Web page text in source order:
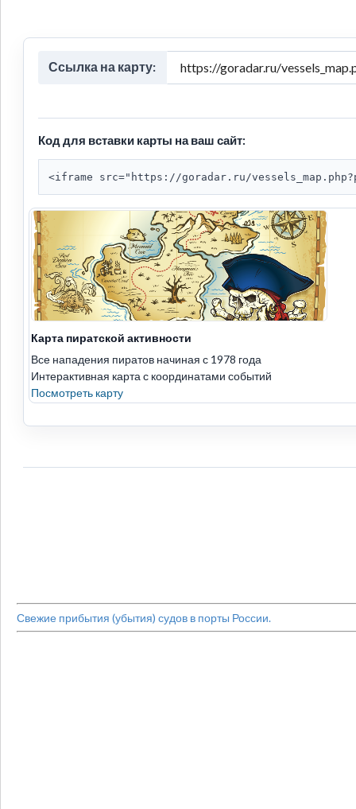
Ссылка на карту:
Код для вставки карты на ваш сайт:
<iframe src="https://goradar.ru/
Карта пиратской активности
Все нападения пиратов начиная с 1978 года
Интерактивная карта с координатами событий
Посмотреть карту
Свежие прибытия (убытия) судов в порты России.